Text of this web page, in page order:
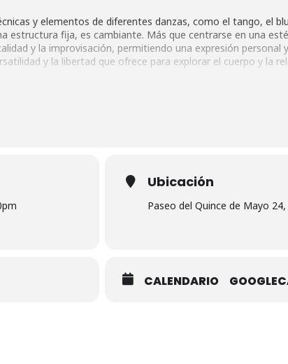
y elementos de diferentes danzas, como el tango, el
fija, es cambiante. Más que centrarse en una
y la improvisación, permitiendo una expresión
y la libertad que ofrece para explorar el cuerpo y la
te ofrecen más recursos para la improvisación.
y juego en movimiento.
Ubicación
Paseo del Quince de Mayo
CALENDARIO